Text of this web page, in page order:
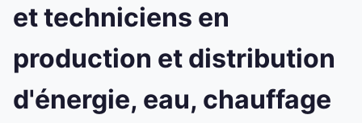
et techniciens en
production et distribution
d'énergie, eau, chauffage